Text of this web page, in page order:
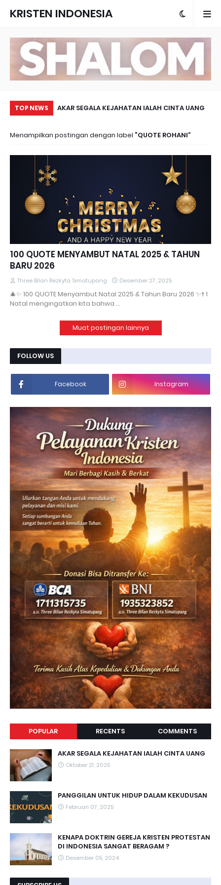
KRISTEN INDONESIA
TOP NEWS
TAK TERNILAI AKAR SEGALA KEJAHATAN IALAH CINTA UANG
Menampilkan postingan dengan label QUOTE ROHANI
100 QUOTE MENYAMBUT NATAL 2025 & TAHUN
BARU 2026
Three Bilan Rezkyta Simatupang Desember 27, 2025
🎄✨ 100 QUOTE Menyambut Natal 2025 & Tahun Baru 2026 ✨✝️ 1
Natal mengingatkan kita bahwa …
Muat postingan lainnya
FOLLOW US
Facebook Instagram
POPULAR RECENTS COMMENTS
AKAR SEGALA KEJAHATAN IALAH CINTA UANG
Oktober 21, 2025
PANGGILAN UNTUK HIDUP DALAM KEKUDUSAN
Februari 07, 2025
KENAPA DOKTRIN GEREJA KRISTEN PROTESTAN
DI INDONESIA SANGAT BERAGAM ?
Desember 05, 2024